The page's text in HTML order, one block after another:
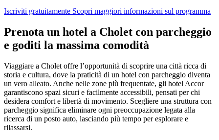
Iscriviti gratuitamente Scopri maggiori informazioni sul programma
Prenota un hotel a Cholet con parcheggio
e goditi la massima comodità
Viaggiare a Cholet offre l’opportunità di scoprire una città ricca di
storia e cultura, dove la praticità di un hotel con parcheggio diventa
un vero alleato. Anche nelle zone più frequentate, gli hotel Accor
garantiscono spazi sicuri e facilmente accessibili, pensati per chi
desidera comfort e libertà di movimento. Scegliere una struttura con
parcheggio significa eliminare ogni preoccupazione legata alla
ricerca di un posto auto, lasciando più tempo per esplorare e
rilassarsi.